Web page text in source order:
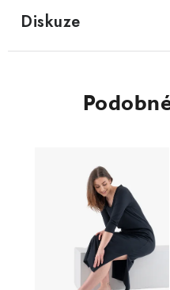
Diskuze